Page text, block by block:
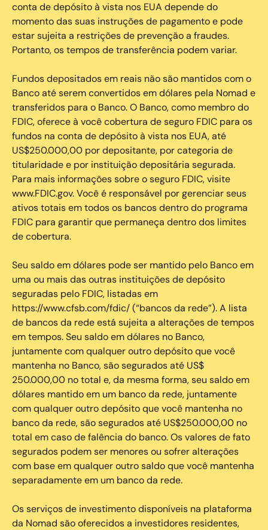
conta de depósito à vista nos EUA depende do
momento das suas instruções de pagamento e pode
estar sujeita a restrições de prevenção a fraudes.
Portanto, os tempos de transferência podem variar.
Fundos depositados em reais não são mantidos com o
Banco até serem convertidos em dólares pela Nomad e
transferidos para o Banco. O Banco, como membro do
FDIC, oferece à você cobertura de seguro FDIC para os
fundos na conta de depósito à vista nos EUA, até
US$250.000,00 por depositante, por categoria de
titularidade e por instituição depositária segurada.
Para mais informações sobre o seguro FDIC, visite
www.FDIC.gov. Você é responsável por gerenciar seus
ativos totais em todos os bancos dentro do programa
FDIC para garantir que permaneça dentro dos limites
de cobertura.
Seu saldo em dólares pode ser mantido pelo Banco em
uma ou mais das outras instituições de depósito
seguradas pelo FDIC, listadas em
https://www.cfsb.com/fdic/ (“bancos da rede”). A lista
de bancos da rede está sujeita a alterações de tempos
em tempos. Seu saldo em dólares no Banco,
juntamente com qualquer outro depósito que você
mantenha no Banco, são segurados até US$
250.000,00 no total e, da mesma forma, seu saldo em
dólares mantido em um banco da rede, juntamente
com qualquer outro depósito que você mantenha no
banco da rede, são segurados até US$250.000,00 no
total em caso de falência do banco. Os valores de fato
segurados podem ser menores ou sofrer alterações
com base em qualquer outro saldo que você mantenha
separadamente em um banco da rede.
Os serviços de investimento disponíveis na plataforma
da Nomad são oferecidos a investidores residentes,